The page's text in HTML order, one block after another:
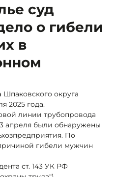
суд
о гибели
в
округа
2025 года.
линии трубопровода
апреля были обнаружены
По
гибели мужчин
ст. 143 УК РФ